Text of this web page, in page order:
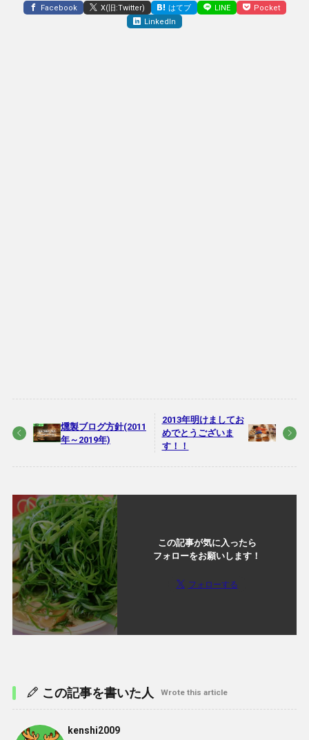
Facebook X(旧:Twitter) はてブ LINE
Pocket
LinkedIn
燻製ブログ方針(2011
年～2019年)
2013年明けましてお
めでとうございま
す！！
この記事が気に入ったら
フォローをお願いします！
フォローする
この記事を書いた人 Wrote this article
kenshi2009